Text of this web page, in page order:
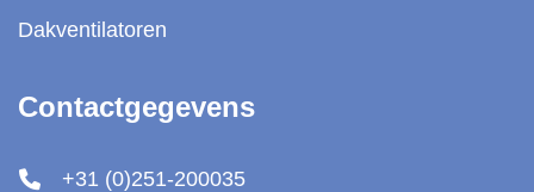
Dakventilatoren
Contactgegevens
+31 (0)251-200035